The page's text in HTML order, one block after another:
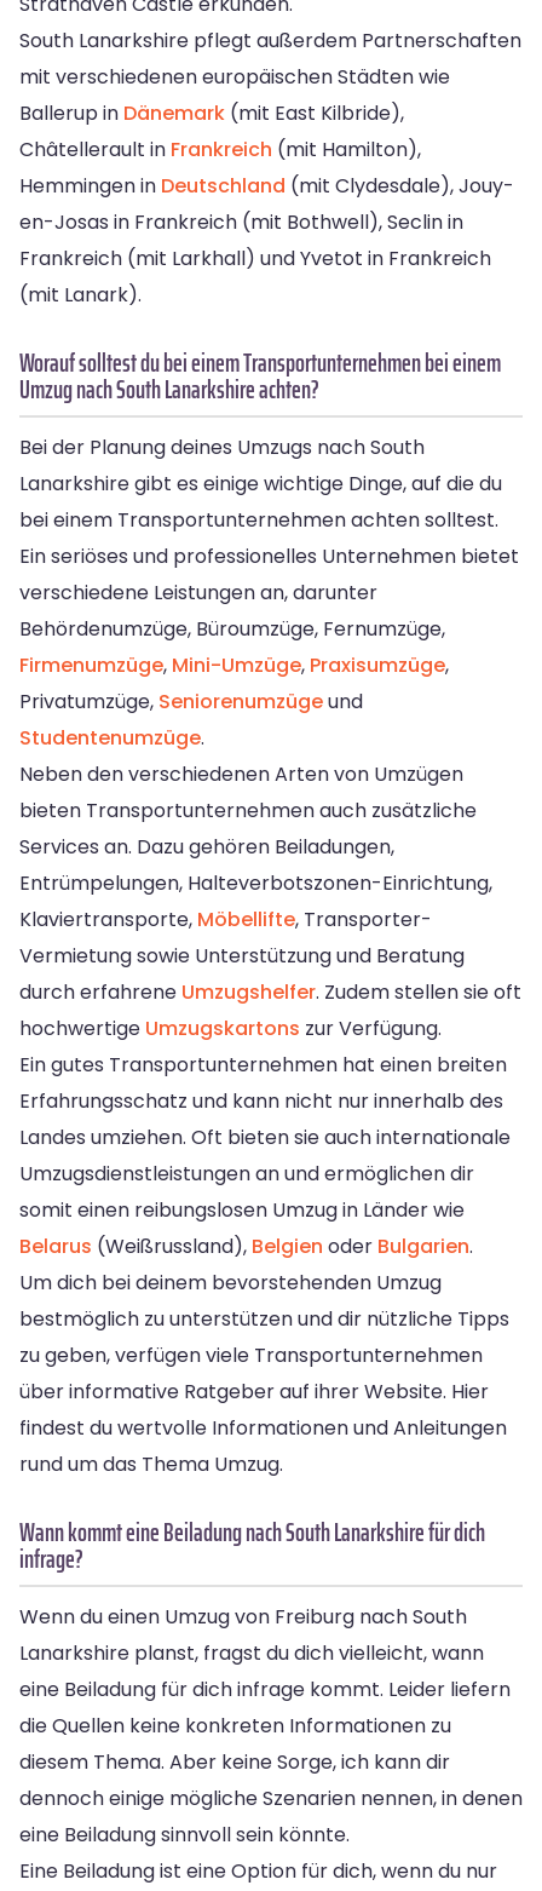
South Lanarkshire pflegt außerdem Partnerschaften
mit verschiedenen europäischen Städten wie
Ballerup in Dänemark (mit East Kilbride),
Châtellerault in Frankreich (mit Hamilton),
Hemmingen in Deutschland (mit Clydesdale), Jouy-
en-Josas in Frankreich (mit Bothwell), Seclin in
Frankreich (mit Larkhall) und Yvetot in Frankreich
(mit Lanark).
Worauf solltest du bei einem Transportunternehmen bei einem
Umzug nach South Lanarkshire achten?
Bei der Planung deines Umzugs nach South
Lanarkshire gibt es einige wichtige Dinge, auf die du
bei einem Transportunternehmen achten solltest.
Ein seriöses und professionelles Unternehmen bietet
verschiedene Leistungen an, darunter
Behördenumzüge, Büroumzüge, Fernumzüge,
Firmenumzüge, Mini-Umzüge, Praxisumzüge,
Privatumzüge, Seniorenumzügeund
Studentenumzüge.
Neben den verschiedenen Arten von Umzügen
bieten Transportunternehmen auch zusätzliche
Services an. Dazu gehören Beiladungen,
Entrümpelungen, Halteverbotszonen-Einrichtung,
Klaviertransporte, Möbellifte, Transporter-
Vermietung sowie Unterstützung und Beratung
durch erfahrene Umzugshelfer. Zudem stellen sie oft
hochwertige Umzugskartons zur Verfügung.
Ein gutes Transportunternehmen hat einen breiten
Erfahrungsschatz und kann nicht nur innerhalb des
Landes umziehen. Oft bieten sie auch internationale
Umzugsdienstleistungen an und ermöglichen dir
somit einen reibungslosen Umzug in Länder wie
Belarus (Weißrussland), Belgien oder Bulgarien.
Um dich bei deinem bevorstehenden Umzug
bestmöglich zu unterstützen und dir nützliche Tipps
zu geben, verfügen viele Transportunternehmen
über informative Ratgeber auf ihrer Website. Hier
findest du wertvolle Informationen und Anleitungen
rund um das Thema Umzug.
Wann kommt eine Beiladung nach South Lanarkshire für dich
infrage?
Wenn du einen Umzug von Freiburg nach South
Lanarkshire planst, fragst du dich vielleicht, wann
eine Beiladung für dich infrage kommt. Leider liefern
die Quellen keine konkreten Informationen zu
diesem Thema. Aber keine Sorge, ich kann dir
dennoch einige mögliche Szenarien nennen, in denen
eine Beiladung sinnvoll sein könnte.
Eine Beiladung ist eine Option für dich, wenn du nur